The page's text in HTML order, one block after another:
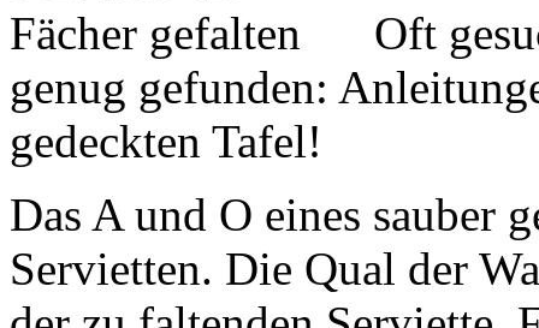
Oft
genug gefunden:
gedeckten Tafel!
Das A und O eines sauber
Servietten. Die Qual der